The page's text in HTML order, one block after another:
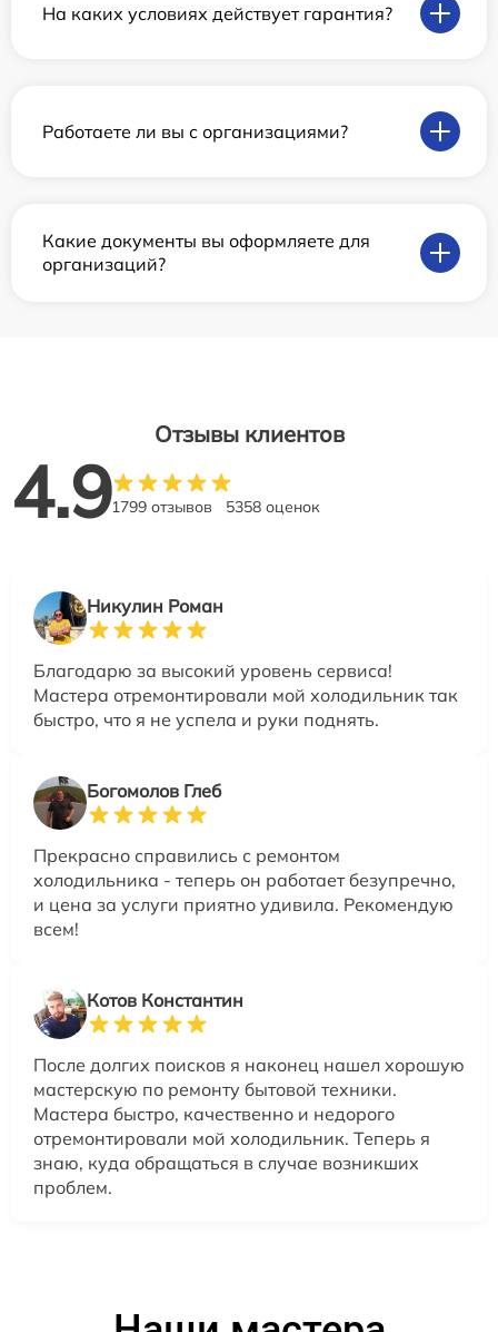
На каких условиях действует гарантия?
Работаете ли вы с организациями?
Какие документы вы оформляете для
организаций?
Отзывы клиентов
4.91799 отзывов 5358 оценок
Никулин Роман
Благодарю за высокий уровень сервиса!
Мастера отремонтировали мой холодильник так
быстро, что я не успела и руки поднять.
Богомолов Глеб
Прекрасно справились с ремонтом
холодильника - теперь он работает безупречно,
и цена за услуги приятно удивила. Рекомендую
всем!
Котов Константин
После долгих поисков я наконец нашел хорошую
мастерскую по ремонту бытовой техники.
Мастера быстро, качественно и недорого
отремонтировали мой холодильник. Теперь я
знаю, куда обращаться в случае возникших
проблем.